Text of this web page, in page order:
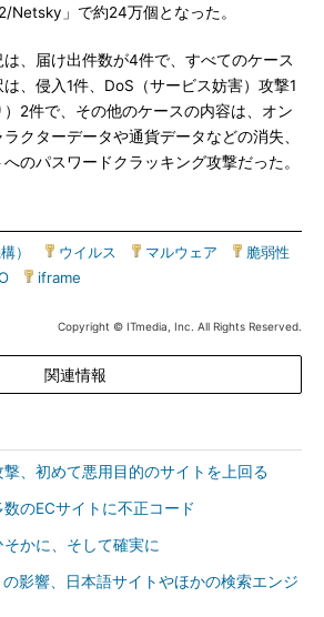
Netsky」で約24万個となった。
、届け出件数が4件で、すべてのケース
、侵入1件、DoS（サービス妨害）攻撃1
2件で、その他のケースの内容は、オン
クターデータや通貨データなどの消失、
のパスワードクラッキング攻撃だった。
） ウイルス マルウェア 脆弱性
iframe
Copyright © ITmedia, Inc. All Rights Reserved.
関連情報
、初めて悪用目的のサイトを上回る
のECサイトに不正コード
かに、そして確実に
の影響、日本語サイトやほかの検索エンジ